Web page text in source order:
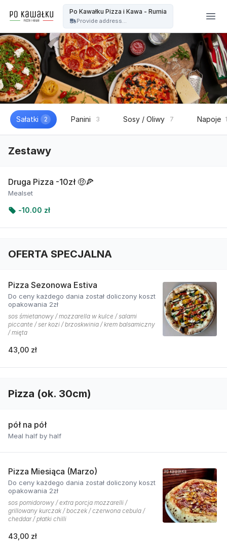
Po Kawałku Pizza i Kawa - Rumia
Provide address...
Sałatki 2 Panini 3 Sosy / Oliwy 7 Napoje
Zestawy
Druga Pizza -10zł 🤑🍕
Mealset
-10.00 zł
OFERTA SPECJALNA
Pizza Sezonowa Estiva
Do ceny każdego dania został doliczony koszt
opakowania 2zł
sos śmietanowy / mozzarella w kulce / salami
piccante / ser kozi / brzoskwinia / krem balsamiczny
/ mięta
43,00 zł
Pizza (ok. 30cm)
pół na pół
Meal half by half
Pizza Miesiąca (Marzo)
Do ceny każdego dania został doliczony koszt
opakowania 2zł
sos pomidorowy / extra porcja mozzarelli /
grillowany kurczak / boczek / czerwona cebula /
cheddar / płatki chilli
43,00 zł